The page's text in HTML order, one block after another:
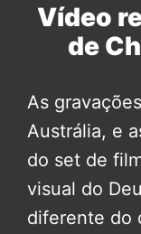
Vídeo
de
As
Austrália, e
do set de
visual do
diferente do